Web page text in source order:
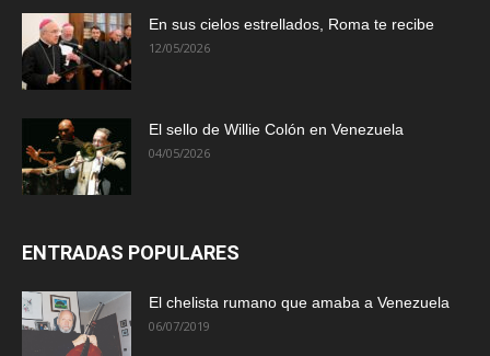
En sus cielos estrellados, Roma te recibe
12/05/2026
El sello de Willie Colón en Venezuela
04/05/2026
ENTRADAS POPULARES
El chelista rumano que amaba a Venezuela
06/07/2019